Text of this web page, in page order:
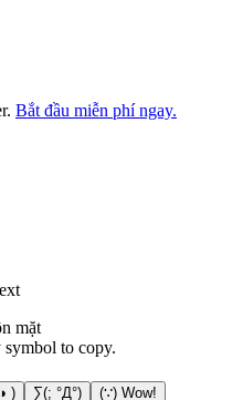
Bắt đầu miễn phí ngay.
mặt
to copy.
) ∑(; °Д°) (∵) Wow!